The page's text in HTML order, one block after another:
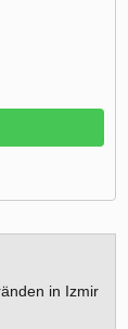
in Izmir